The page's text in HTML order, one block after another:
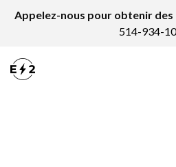
Appelez-nous pour obtenir des
514-934-